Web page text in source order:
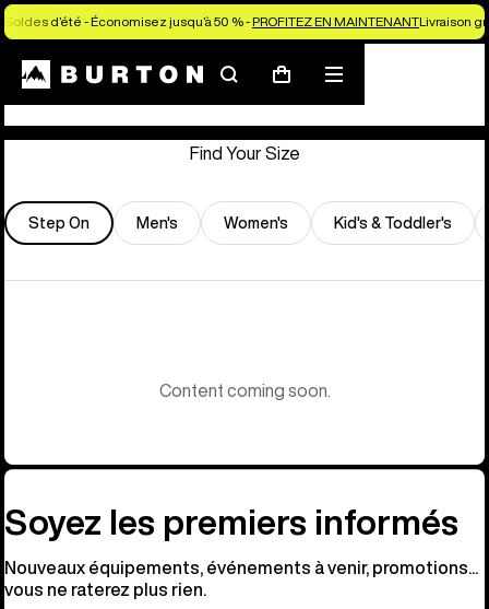
Soldes d’été - Économisez jusqu’à 50 % -PROFITEZ EN MAINTENANTLivraison
Rechercher
PanierMenu
Store Locator
Find Your Size
Step On Men's Women's Kid's & Toddler's
Content coming soon.
Soyez les premiers informés
Nouveaux équipements, événements à venir, promotions...
vous ne raterez plus rien.